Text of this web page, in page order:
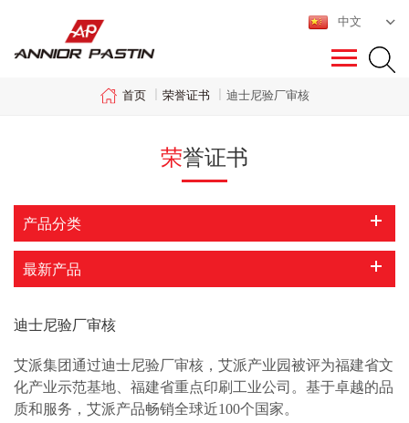
中文
首页 | 荣誉证书 | 迪士尼验厂审核
荣誉证书
产品分类
最新产品
迪士尼验厂审核
艾派集团通过迪士尼验厂审核，艾派产业园被评为福建省文
化产业示范基地、福建省重点印刷工业公司。基于卓越的品
质和服务，艾派产品畅销全球近100个国家。